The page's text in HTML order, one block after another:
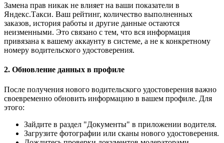
Замена прав никак не влияет на ваши показатели в
Яндекс.Такси. Ваш рейтинг, количество выполненных
заказов, история работы и другие данные остаются
неизменными. Это связано с тем, что вся информация
привязана к вашему аккаунту в системе, а не к конкретному
номеру водительского удостоверения.
2. Обновление данных в профиле
После получения нового водительского удостоверения важно
своевременно обновить информацию в вашем профиле. Для
этого:
Зайдите в раздел "Документы" в приложении водителя.
Загрузите фотографии или сканы нового удостоверения.